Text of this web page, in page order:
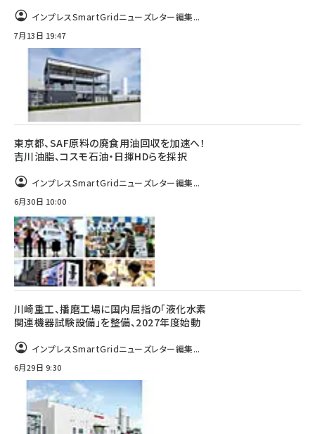
インプレスSmartGridニューズレター編集...
7月13日 19:47
東京都、SAF原料の廃食用油回収を加速へ！
吉川油脂、コスモ石油・日揮HDらを採択
インプレスSmartGridニューズレター編集...
6月30日 10:00
川崎重工、播磨工場に国内屈指の「液化水素
関連機器試験設備」を整備、2027年度始動
インプレスSmartGridニューズレター編集...
6月29日 9:30